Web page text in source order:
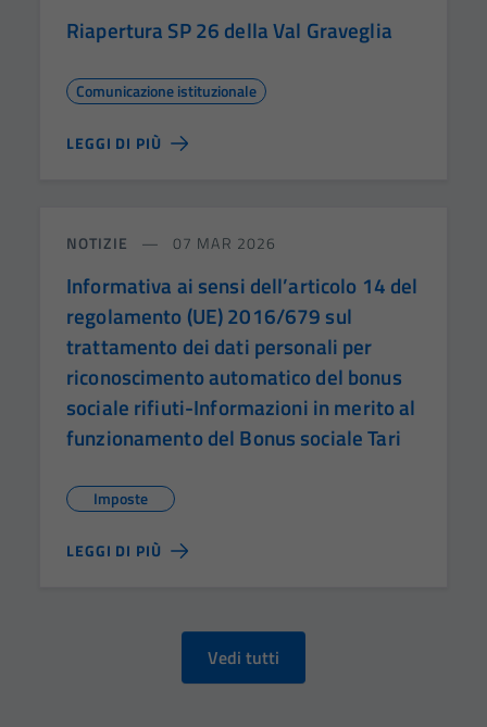
Riapertura SP 26 della Val Graveglia
Comunicazione istituzionale
LEGGI DI PIÙ
NOTIZIE 07 MAR 2026
Informativa ai sensi dell’articolo 14 del
regolamento (UE) 2016/679 sul
trattamento dei dati personali per
riconoscimento automatico del bonus
sociale rifiuti-Informazioni in merito al
funzionamento del Bonus sociale Tari
Imposte
LEGGI DI PIÙ
Vedi tutti